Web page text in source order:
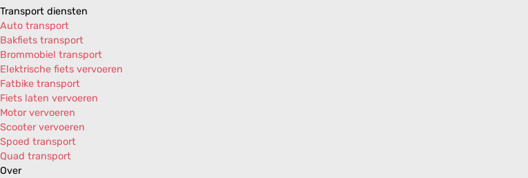
Transport diensten
Auto transport
Bakfiets transport
Brommobiel transport
Elektrische fiets vervoeren
Fatbike transport
Fiets laten vervoeren
Motor vervoeren
Scooter vervoeren
Spoed transport
Quad transport
Over